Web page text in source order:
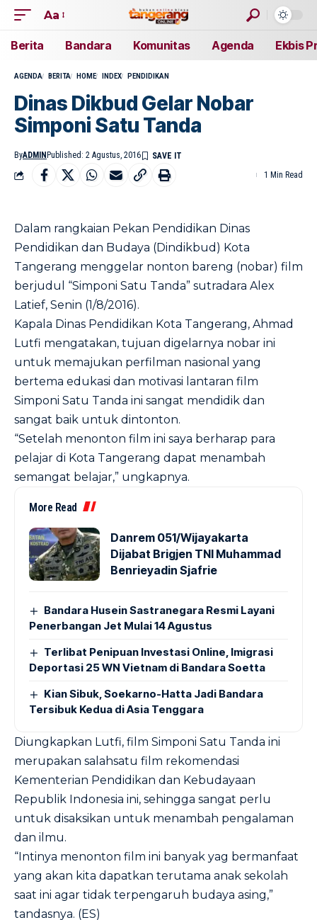
Aa
Berita Bandara Komunitas Agenda Ekbis
AGENDA BERITA HOME INDEX PENDIDIKAN
Dinas Dikbud Gelar Nobar
Simponi Satu Tanda
ByADMIN Published: 2 Agustus, 2016
1 Min Read
Dalam rangkaian Pekan Pendidikan Dinas
Pendidikan dan Budaya (Dindikbud) Kota
Tangerang menggelar nonton bareng (nobar) film
berjudul “Simponi Satu Tanda” sutradara Alex
Latief, Senin (1/8/2016).
Kapala Dinas Pendidikan Kota Tangerang, Ahmad
Lutfi mengatakan, tujuan digelarnya nobar ini
untuk memajukan perfilman nasional yang
bertema edukasi dan motivasi lantaran film
Simponi Satu Tanda ini sangat mendidik dan
sangat baik untuk dintonton.
“Setelah menonton film ini saya berharap para
pelajar di Kota Tangerang dapat menambah
semangat belajar,” ungkapnya.
More Read
Danrem 051/Wijayakarta
Dijabat Brigjen TNI Muhammad
Benrieyadin Sjafrie
Bandara Husein Sastranegara Resmi Layani
Penerbangan Jet Mulai 14 Agustus
Terlibat Penipuan Investasi Online, Imigrasi
Deportasi 25 WN Vietnam di Bandara Soetta
Kian Sibuk, Soekarno-Hatta Jadi Bandara
Tersibuk Kedua di Asia Tenggara
Diungkapkan Lutfi, film Simponi Satu Tanda ini
merupakan salahsatu film rekomendasi
Kementerian Pendidikan dan Kebudayaan
Republik Indonesia ini, sehingga sangat perlu
untuk disaksikan untuk menambah pengalaman
dan ilmu.
“Intinya menonton film ini banyak yag bermanfaat
yang akan kita dapatkan terutama anak sekolah
saat ini agar tidak terpengaruh budaya asing,”
tandasnya. (ES)